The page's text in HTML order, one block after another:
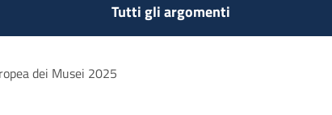
Tutti gli argomenti
dei Musei 2025